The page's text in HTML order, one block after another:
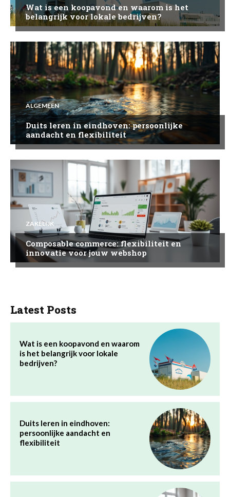
Wat is een koopavond en waarom is het
belangrijk voor lokale bedrijven?
ALGEMEEN
Duits leren in eindhoven: persoonlijke
aandacht en flexibiliteit
ZAKELIJK
Composable commerce: flexibiliteit en
innovatie voor jouw webshop
Latest Posts
Wat is een koopavond en waarom
is het belangrijk voor lokale
bedrijven?
Duits leren in eindhoven:
persoonlijke aandacht en
flexibiliteit